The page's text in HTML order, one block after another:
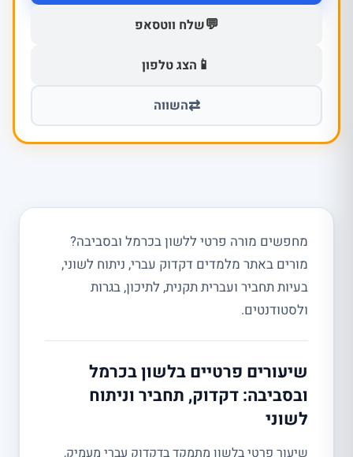
💬שלח ווטסאפ
📱 הצג טלפון
⇄השווה
מחפשים מורה פרטי ללשון בכרמל ובסביבה?
מורים באתר מלמדים דקדוק עברי, ניתוח לשוני,
בעיות תחביר ועברית תקנית, לתיכון, בגרות
ולסטודנטים.
שיעורים פרטיים בלשון בכרמל
ובסביבה: דקדוק, תחביר וניתוח
לשוני
שיעור פרטי בלשון מתמקד בדקדוק עברי מעמיק,